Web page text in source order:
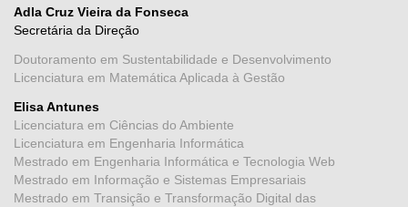
Adla Cruz Vieira da Fonseca
Secretária da Direção
Doutoramento em Sustentabilidade e Desenvolvimento
Licenciatura em Matemática Aplicada à Gestão
Elisa Antunes
Licenciatura em Ciências do Ambiente
Licenciatura em Engenharia Informática
Mestrado em Engenharia Informática e Tecnologia Web
Mestrado em Informação e Sistemas Empresariais
Mestrado em Transição e Transformação Digital das